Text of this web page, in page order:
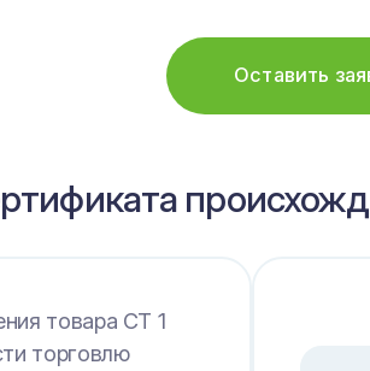
Оставить
товара СТ 1
торговлю